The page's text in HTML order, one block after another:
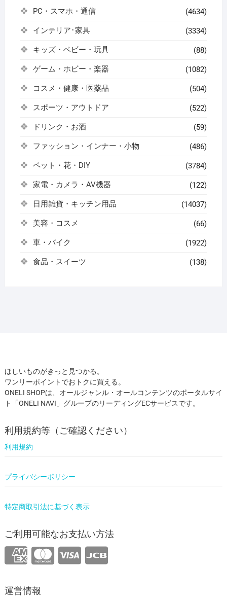
PC・スマホ・通信 (4634)
インテリア･家具 (3334)
キッズ・ベビー・玩具 (88)
ゲーム・ホビー・楽器 (1082)
コスメ・健康・医薬品 (504)
スポーツ・アウトドア (522)
ドリンク・お酒 (59)
ファッション・インナー・小物 (486)
ペット・花・DIY (3784)
家電・カメラ・AV機器 (122)
日用雑貨・キッチン用品 (14037)
美容・コスメ (66)
車・バイク (1922)
食品・スイーツ (138)
ほしいものがきっと見つかる。
ワンリーポイントでおトクに買える。
ONELI SHOPは、オールジャンル・オールコンテンツのポータルサイ
ト「ONELI NAVI」グループのリーディングECサービスです。
利用規約等（ご確認ください）
利用規約
プライバシーポリシー
特定商取引法に基づく表示
ご利用可能なお支払い方法
運営情報